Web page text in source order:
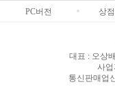
PC버전 상
대표 : 오상
사
통신판매업